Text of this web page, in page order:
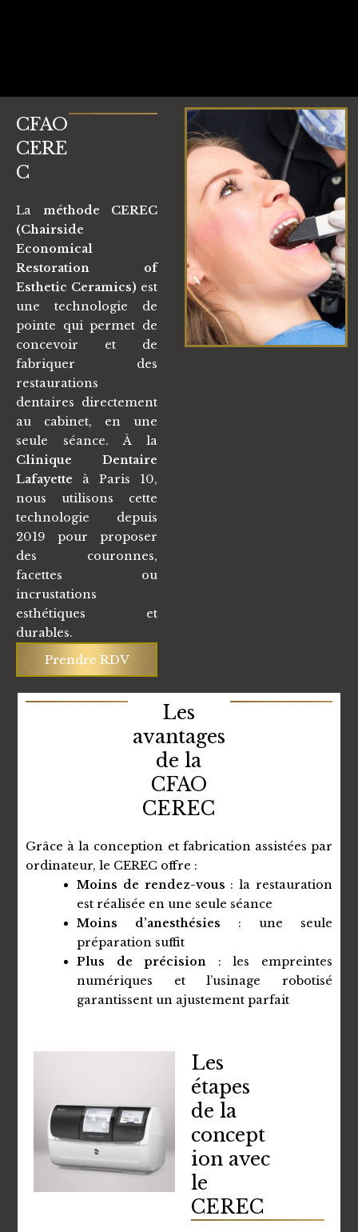
CFAO
CERE
C
La méthode CEREC
(Chairside
Economical
Restoration of
Esthetic Ceramics) est
une technologie de
pointe qui permet de
concevoir et de
fabriquer des
restaurations
dentaires directement
au cabinet, en une
seule séance. À la
Clinique Dentaire
Lafayette à Paris 10,
nous utilisons cette
technologie depuis
2019 pour proposer
des couronnes,
facettes ou
incrustations
esthétiques et
durables.
Prendre RDV
Les
avantages
de la
CFAO
CEREC
Grâce à la conception et fabrication assistées par
ordinateur, le CEREC offre :
Moins de rendez-vous : la restauration
est réalisée en une seule séance
Moins d’anesthésies : une seule
préparation suffit
Plus de précision : les empreintes
numériques et l’usinage robotisé
garantissent un ajustement parfait
Les
étapes
de la
concept
ion avec
le
CEREC